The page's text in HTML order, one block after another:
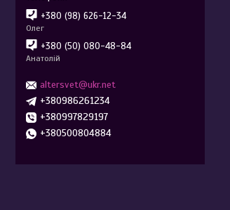
+380 (98) 626-12-34
Олег
+380 (50) 080-48-84
Анатолій
altersvet@ukr.net
+380986261234
+380997829197
+380500804884